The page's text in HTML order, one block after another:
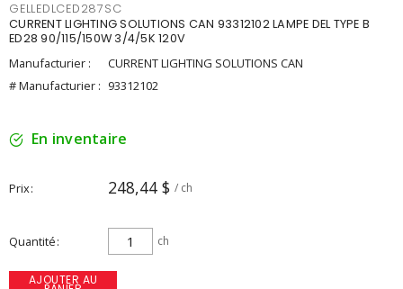
GELLEDLCED287SC
CURRENT LIGHTING SOLUTIONS CAN 93312102 LAMPE DEL TYPE B
ED28 90/115/150W 3/4/5K 120V
Manufacturier :
CURRENT LIGHTING SOLUTIONS CAN
# Manufacturier : 93312102
En inventaire
Prix 248,44 $ / ch
Quantité ch
AJOUTER AU